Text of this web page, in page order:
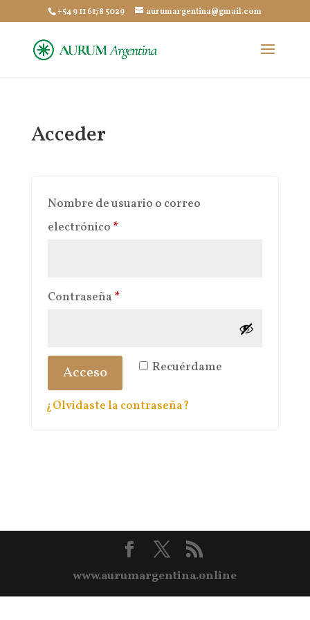
+54 9 11 6178 5029 aurumargentina@gmail.com
Acceder
Nombre de usuario o correo
electrónico *Obligatorio
Contraseña *Obligatorio
Recuérdame
Acceso
¿Olvidaste la contraseña?
www.aurumargentina.online